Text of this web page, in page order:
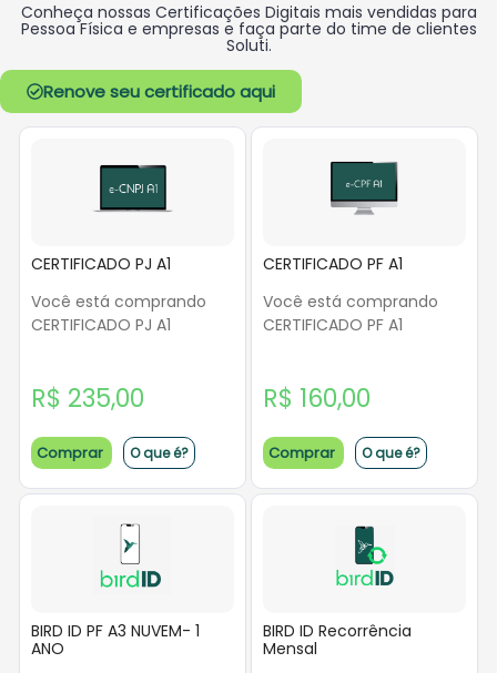
Conheça nossas Certificações Digitais mais vendidas para
Pessoa Física e empresas e faça parte do time de clientes
Soluti.
Renove seu certificado aqui
CERTIFICADO PJ A1
Você está comprando
CERTIFICADO PJ A1
R$ 235,00
Comprar O que é?
CERTIFICADO PF A1
Você está comprando
CERTIFICADO PF A1
R$ 160,00
Comprar O que é?
BIRD ID PF A3 NUVEM- 1
ANO
BIRD ID Recorrência
Mensal